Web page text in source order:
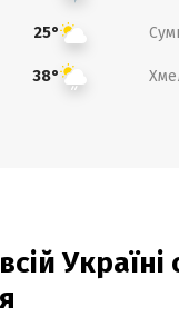
25°
38°
Україні